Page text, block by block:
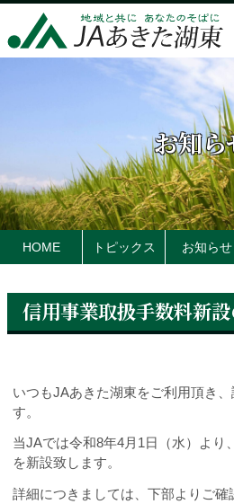
お知ら
HOME トピックス お知らせ
信用事業取扱手数料新
いつもJAあきた湖東をご利用頂き
す。
当JAでは令和8年4月 1日（水）より
を新設致します。
詳細につきましては、下部よりご確